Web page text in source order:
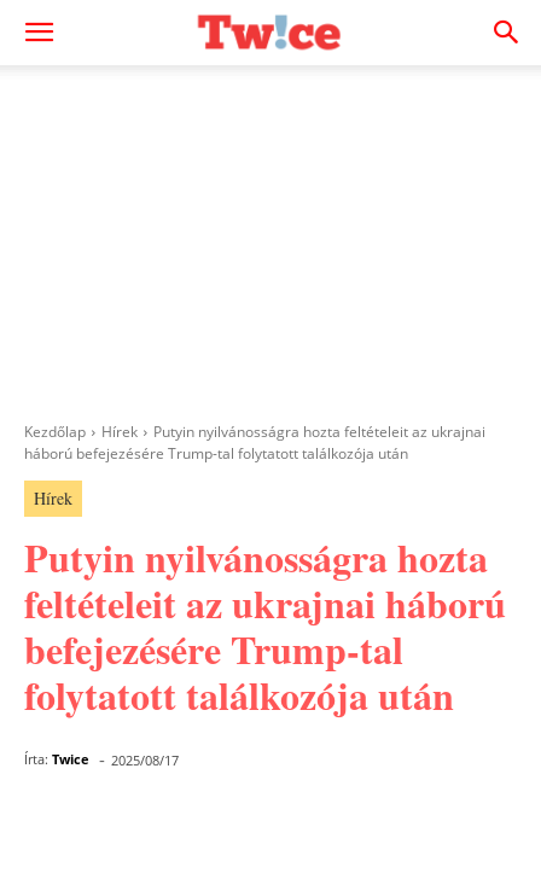
Kezdőlap Hírek
Putyin nyilvánosságra hozta feltételeit az ukrajnai
háború befejezésére Trump-tal folytatott találkozója után
Hírek
Putyin nyilvánosságra hozta
feltételeit az ukrajnai háború
befejezésére Trump-tal
folytatott találkozója után
Írta: Twice - 2025/08/17